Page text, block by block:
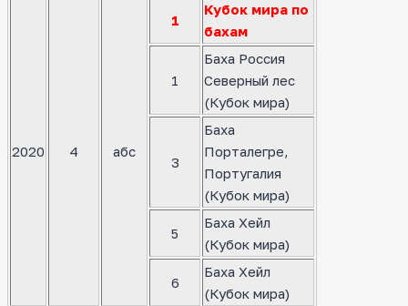
2020 4 абс
1
Кубок мира по
бахам
1
Баха Россия
Северный лес
(Кубок мира)
3
Баха
Порталегре,
Португалия
(Кубок мира)
5
Баха Хейл
(Кубок мира)
6
Баха Хейл
(Кубок мира)